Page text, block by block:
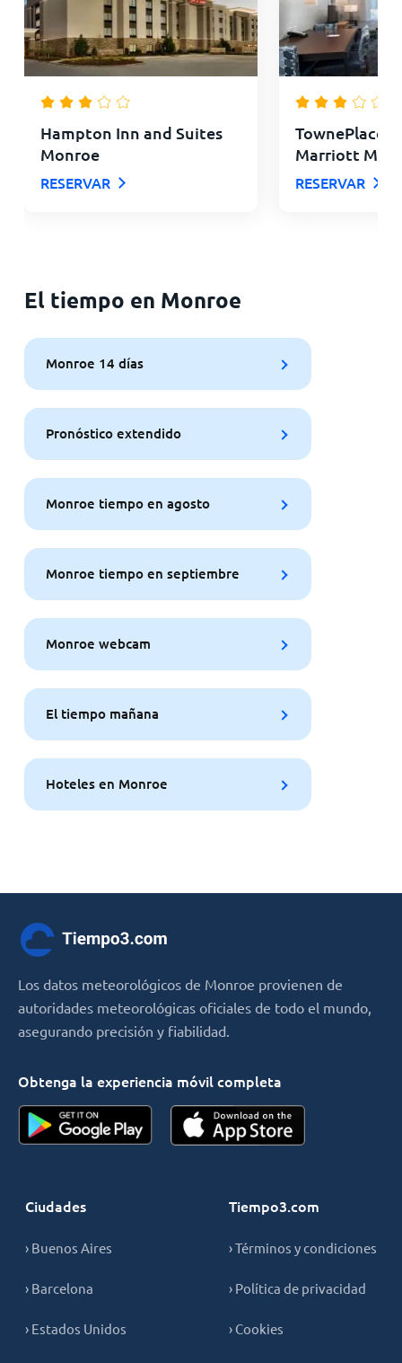
Hampton Inn and Suites
Monroe
RESERVAR
TownePlace
Marriott
RESERVAR
El tiempo en Monroe
Monroe 14 días
Pronóstico extendido
Monroe tiempo en agosto
Monroe tiempo en septiembre
Monroe webcam
El tiempo mañana
Hoteles en Monroe
Los datos meteorológicos de Monroe provienen de
autoridades meteorológicas oficiales de todo el mundo,
asegurando precisión y fiabilidad.
Obtenga la experiencia móvil completa
Ciudades
› Buenos Aires
› Barcelona
› Estados Unidos
Tiempo3.com
› Términos y condiciones
› Política de privacidad
› Cookies